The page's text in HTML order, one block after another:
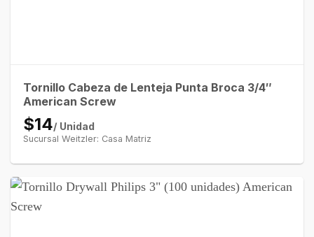
Tornillo Cabeza de Lenteja Punta Broca 3/4″
American Screw
$14/ Unidad
Sucursal Weitzler: Casa Matriz